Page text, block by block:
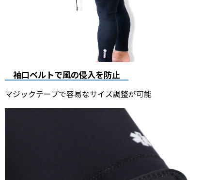
袖口ベルトで風の侵入を防止
マジックテープで容易なサイズ調整が可能